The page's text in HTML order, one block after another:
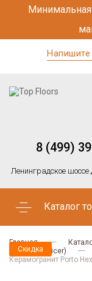
8 (499)
Ленинградское шоссе
Каталог
Главная
PORTO (Codicer)
Керамогранит Porto
Скидка